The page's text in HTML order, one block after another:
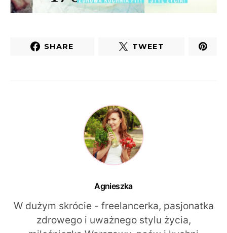
SHARE TWEET
Agnieszka
W dużym skrócie - freelancerka, pasjonatka
zdrowego i uważnego stylu życia,